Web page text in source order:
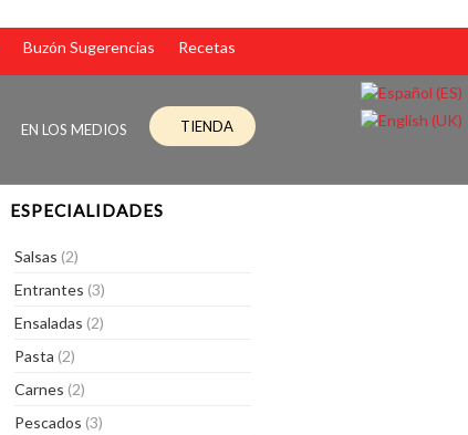
Buzón Sugerencias Recetas
EN LOS MEDIOS TIENDA
ESPECIALIDADES
Salsas (2)
Entrantes (3)
Ensaladas (2)
Pasta (2)
Carnes (2)
Pescados (3)